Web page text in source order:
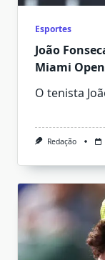
Esportes
João
Miami
O tenista
Redação